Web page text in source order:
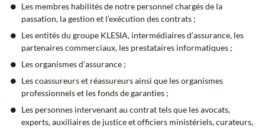
Les membres habilités de notre personnel chargés de la
passation, la gestion et l’exécution des contrats ;
Les entités du groupe KLESIA, intermédiaires d’assurance, les
partenaires commerciaux, les prestataires informatiques ;
Les organismes d’assurance ;
Les coassureurs et réassureurs ainsi que les organismes
professionnels et les fonds de garanties ;
Les personnes intervenant au contrat tels que les avocats,
experts, auxiliaires de justice et officiers ministériels, curateurs,